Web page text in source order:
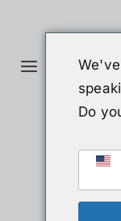
Toggle
Navigation
Do